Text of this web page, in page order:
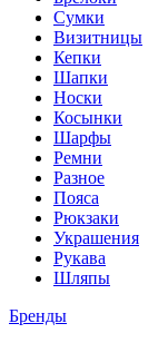
Сумки
Визитницы
Кепки
Шапки
Носки
Косынки
Шарфы
Ремни
Разное
Пояса
Рюкзаки
Украшения
Рукава
Шляпы
Бренды